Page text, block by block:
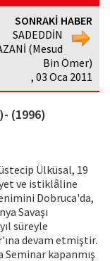
SONRAKİ HABER
SADEDDİN
(Mesud
Bin Ömer)
, 03 Oca 2011
(1996)
Ülküsal, 19
ve istiklâline
Dobruca'da,
Savaşı
süreyle
devam etmiştir.
Seminar kapanmış